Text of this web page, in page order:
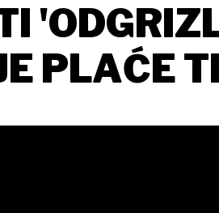
PLAĆE